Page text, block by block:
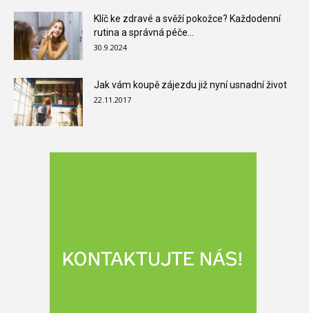
Klíč ke zdravé a svěží pokožce? Každodenní
rutina a správná péče...
30.9.2024
Jak vám koupě zájezdu již nyní usnadní život
22.11.2017